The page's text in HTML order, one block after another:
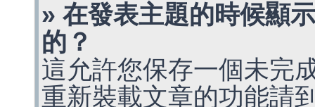
» 在發表主題的時候顯
的？
這允許您保存一個未完
重新裝載文章的功能請